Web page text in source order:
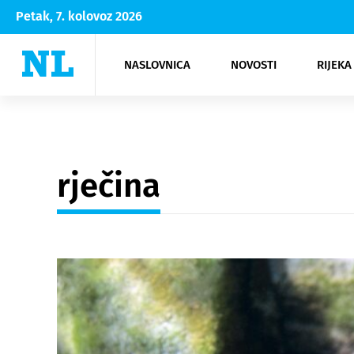
Petak, 7. kolovoz 2026
NASLOVNICA NOVOSTI
Rijeka Opatija
NK
Moda
Kultura
rječina